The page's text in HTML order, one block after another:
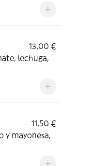
13,00 €
lechuga,
11,50 €
y mayonesa,